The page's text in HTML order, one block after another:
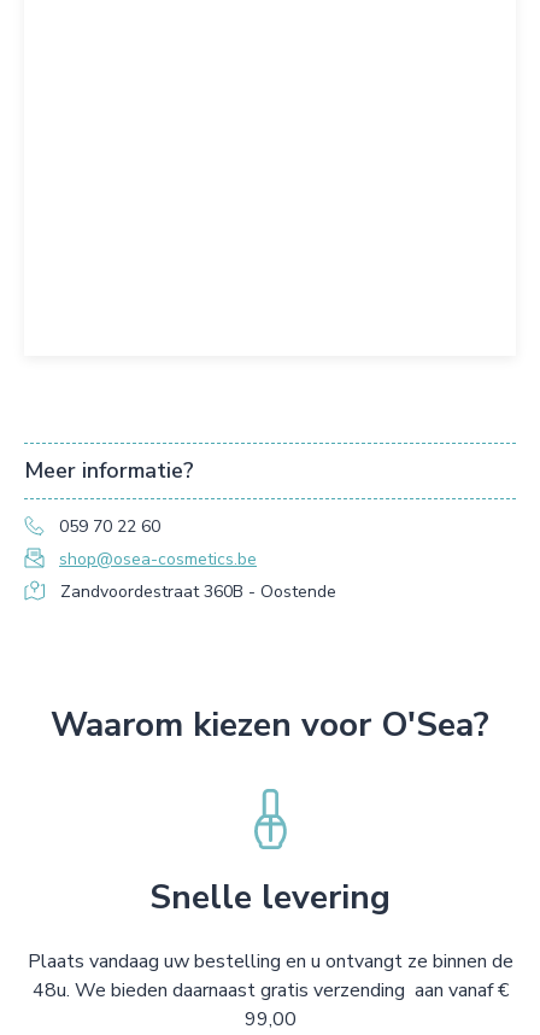
Meer informatie?
059 70 22 60
shop@osea-cosmetics.be
Zandvoordestraat 360B - Oostende
Waarom kiezen voor O'Sea?
Snelle levering
Plaats vandaag uw bestelling en u ontvangt ze binnen de
48u. We bieden daarnaast gratis verzending aan vanaf €
99,00